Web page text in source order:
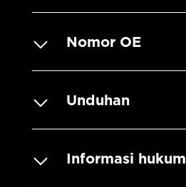
Nomor OE
Unduhan
Informasi hukum